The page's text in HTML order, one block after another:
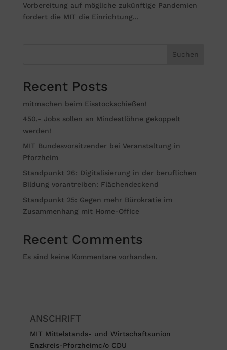
Vorbereitung auf mögliche zukünftige Pandemien
fordert die MIT die Einrichtung...
Suchen
Recent Posts
mitmachen beim Eisstockschießen!
450,- Jobs sollen an Mindestlöhne gekoppelt
werden!
MIT Bundesvorsitzender bei Veranstaltung in
Pforzheim
Standpunkt 26: Digitalisierung in der beruflichen
Bildung vorantreiben: Flächendeckend
Standpunkt 25: Gegen mehr Bürokratie im
Zusammenhang mit Home-Office
Recent Comments
Es sind keine Kommentare vorhanden.
ANSCHRIFT
MIT Mittelstands- und Wirtschaftsunion
Enzkreis-Pforzheimc/o CDU